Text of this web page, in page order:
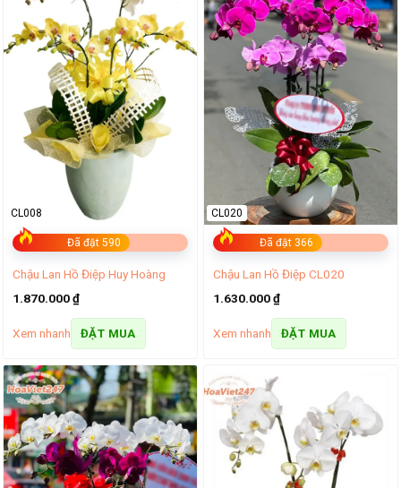
Đã đặt 590
CL008
Chậu Lan Hồ Điệp Huy Hoàng
1.870.000₫
Xem nhanh ĐẶT MUA
Đã đặt 366
CL020
Chậu Lan Hồ Điệp CL020
1.630.000₫
Xem nhanh ĐẶT MUA